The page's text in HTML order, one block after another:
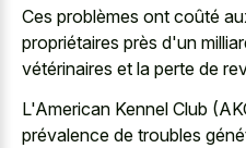
Ces problèmes ont coûté
propriétaires près d'un
vétérinaires et la perte de
L'American Kennel Club
prévalence de troubles